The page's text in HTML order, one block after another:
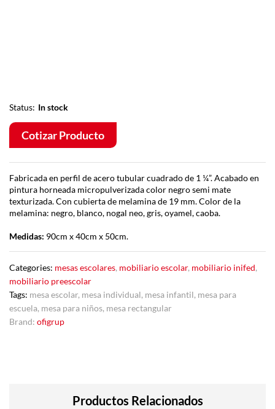
Status: In stock
Cotizar Producto
Fabricada en perfil de acero tubular cuadrado de 1 ¼”. Acabado en
pintura horneada micropulverizada color negro semi mate
texturizada. Con cubierta de melamina de 19 mm. Color de la
melamina: negro, blanco, nogal neo, gris, oyamel, caoba.
Medidas: 90cm x 40cm x 50cm.
Categories: mesas escolares, mobiliario escolar, mobiliario inifed,
mobiliario preescolar
Tags: mesa escolar, mesa individual, mesa infantil, mesa para
escuela, mesa para niños, mesa rectangular
Brand: ofigrup
Productos Relacionados